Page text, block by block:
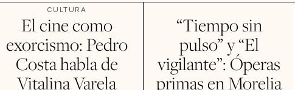
CULTURA
El cine como
exorcismo: Pedro
Costa habla de
Vitalina Varela
“Tiempo sin
pulso” y “El
vigilante”: Óperas
primas en Morelia